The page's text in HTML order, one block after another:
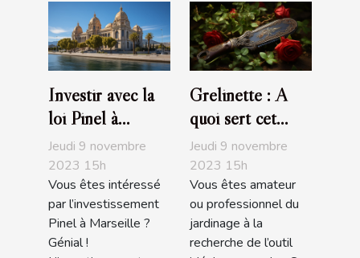
Investir avec la
loi Pinel à
Marseille :
comment s’y
prendre ?
Jeudi 9 novembre
2023 15h
Vous êtes intéressé
par l’investissement
Pinel à Marseille ?
Génial !
Grelinette : A
quoi sert cet
outil de jardin ?
Jeudi 9 novembre
2023 15h
Vous êtes amateur
ou professionnel du
jardinage à la
recherche de l’outil